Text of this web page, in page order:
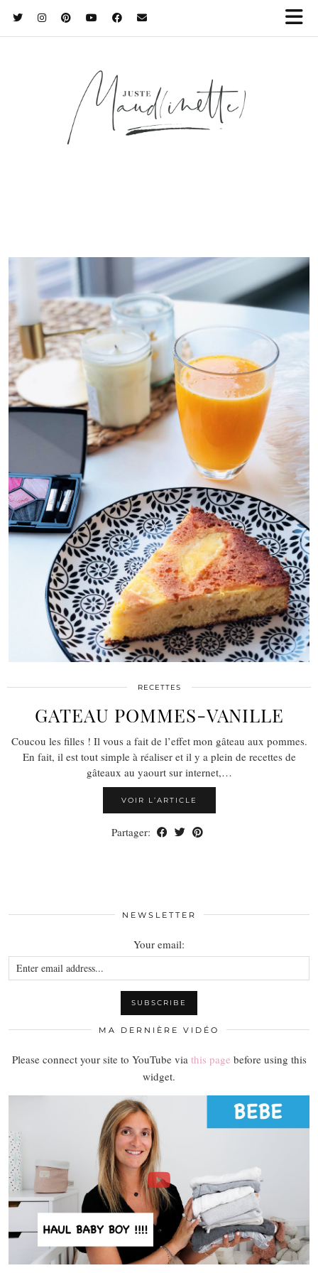
RECETTES
GATEAU POMMES-VANILLE
Coucou les filles ! Il vous a fait de l’effet mon gâteau aux pommes.
En fait, il est tout simple à réaliser et il y a plein de recettes de
gâteaux au yaourt sur internet,…
VOIR L’ARTICLE
Partager:
NEWSLETTER
Your email:
MA DERNIÈRE VIDÉO
Please connect your site to YouTube via this page before using this
widget.